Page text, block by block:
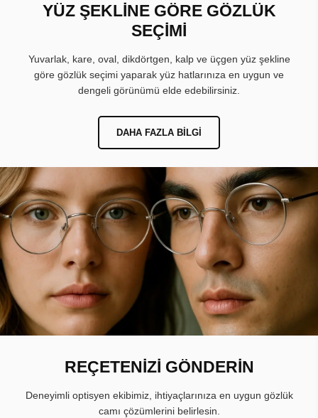
YÜZ ŞEKLİNE GÖRE GÖZLÜK
SEÇİMİ
Yuvarlak, kare, oval, dikdörtgen, kalp ve üçgen yüz şekline
göre gözlük seçimi yaparak yüz hatlarınıza en uygun ve
dengeli görünümü elde edebilirsiniz.
DAHA FAZLA BILGI
REÇETENİZİ GÖNDERİN
Deneyimli optisyen ekibimiz, ihtiyaçlarınıza en uygun gözlük
camı çözümlerini belirlesin.